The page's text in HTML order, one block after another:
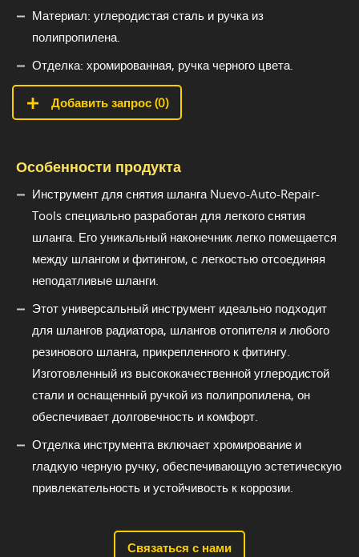
Материал: углеродистая сталь и ручка из
полипропилена.
Отделка: хромированная, ручка черного цвета.
Добавить запрос (0)
Особенности продукта
Инструмент для снятия шланга Nuevo-Auto-Repair-
Tools специально разработан для легкого снятия
шланга. Его уникальный наконечник легко помещается
между шлангом и фитингом, с легкостью отсоединяя
неподатливые шланги.
Этот универсальный инструмент идеально подходит
для шлангов радиатора, шлангов отопителя и любого
резинового шланга, прикрепленного к фитингу.
Изготовленный из высококачественной углеродистой
стали и оснащенный ручкой из полипропилена, он
обеспечивает долговечность и комфорт.
Отделка инструмента включает хромирование и
гладкую черную ручку, обеспечивающую эстетическую
привлекательность и устойчивость к коррозии.
Связаться с нами